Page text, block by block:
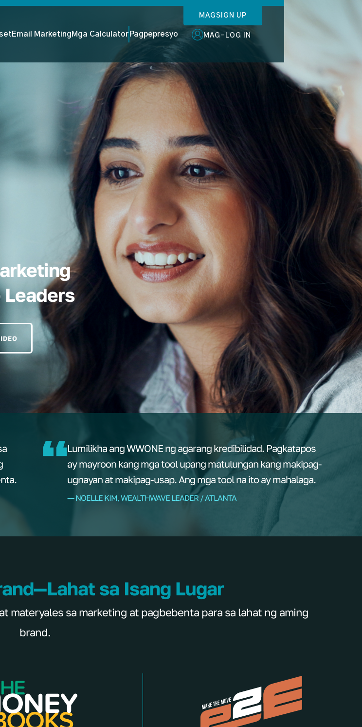
Email MarketingMga Calculator Pagpepresyo
MAGSIGN UP
MAG-LOG IN
Leaders
Lumilikha ang WWONE ng agarang kredibilidad. Pagkatapos
ay mayroon kang mga tool upang matulungan kang makipag-
ugnayan at makipag-usap. Ang mga tool na ito ay mahalaga.
–– NOELLE KIM, WEALTHWAVE LEADER / ATLANTA
sa Isang Lugar
materyales sa marketing at pagbebenta para sa lahat ng aming
brand.